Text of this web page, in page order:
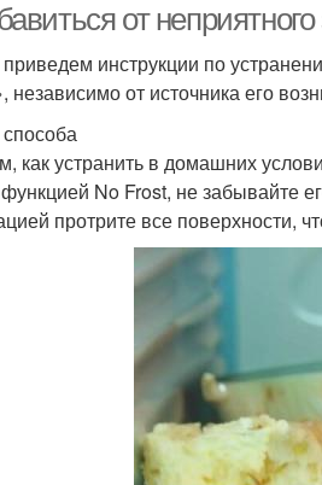
от
инструкции по
независимо от источника его
как устранить в домашних
No Frost, не забывайте
протрите все поверхности,